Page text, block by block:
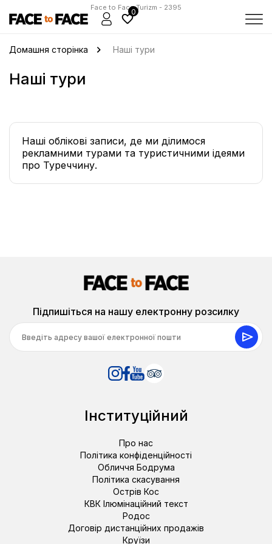
Face to Face Turizm - 2395
0
Домашня сторінка Наші тури
Наші тури
Наші облікові записи, де ми ділимося
рекламними турами та туристичними ідеями
про Туреччину.
Підпишіться на нашу електронну розсилку
Інституційний
Про нас
Політика конфіденційності
Обличчя Бодрума
Політика скасування
Острів Кос
КВК Ілюмінаційний текст
Родос
Договір дистанційних продажів
Круїзи